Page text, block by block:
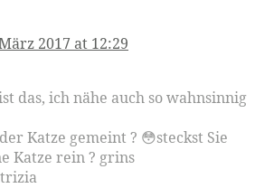
2017 at 12:29
das, ich nähe auch so wahnsinnig
Katze gemeint ? 😳steckst Sie
Katze rein ? grins